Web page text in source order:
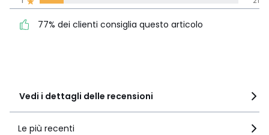
4 18
5
Vedi i dettagli delle recensioni
77% dei clienti consiglia questo articolo
Le più recenti